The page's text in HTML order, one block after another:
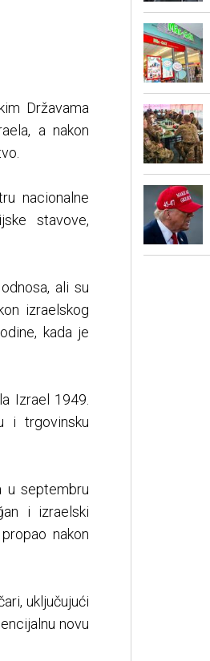
Državama
a nakon
nacionalne
stavove,
ali su
izraelskog
kada je
Izrael 1949.
i trgovinsku
u septembru
i izraelski
nakon
uključujući
novu